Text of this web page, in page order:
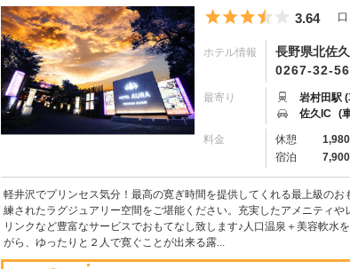
5つ星の
3.64 口
ホテル情報
長野県北佐
0267-32-
最寄り
岩村田駅
佐久IC (
料金 休憩
宿泊
軽井沢でプリンセス気分！最高の寛ぎ時間を提供してくれる最上級の
練されたラグジュアリー空間をご堪能ください。充実したアメニティ
リンクなど豊富なサービスでおもてなし致します♪人口温泉＋美容軟水
がら、ゆったりと２人で寛ぐことが出来る露...